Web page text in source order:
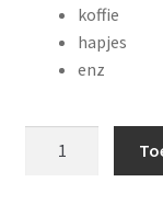
koffie
hapjes
enz